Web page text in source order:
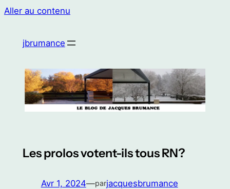
Aller au contenu
jbrumance
Les prolos votent-ils tous RN?
Avr 1, 2024—parjacquesbrumance